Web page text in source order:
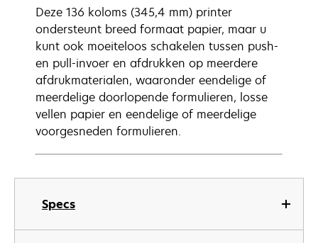
Specs
Deze 136 koloms (345,4 mm) printer
ondersteunt breed formaat papier, maar u
kunt ook moeiteloos schakelen tussen push-
en pull-invoer en afdrukken op meerdere
afdrukmaterialen, waaronder eendelige of
meerdelige doorlopende formulieren, losse
vellen papier en eendelige of meerdelige
voorgesneden formulieren.